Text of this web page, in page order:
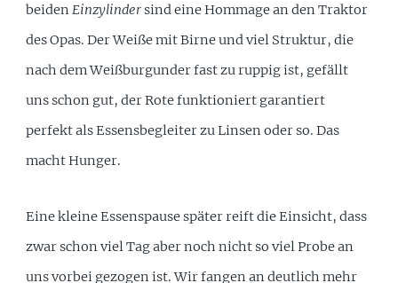
beidenEinzylindersind eine Hommage an den Traktor
des Opas. Der Weiße mit Birne und viel Struktur, die
nach dem Weißburgunder fast zu ruppig ist, gefällt
uns schon gut, der Rote funktioniert garantiert
perfekt als Essensbegleiter zu Linsen oder so. Das
macht Hunger.
Eine kleine Essenspause später reift die Einsicht, dass
zwar schon viel Tag aber noch nicht so viel Probe an
uns vorbei gezogen ist. Wir fangen an deutlich mehr